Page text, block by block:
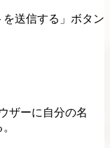
送信する」ボタン
ザーに自分の名